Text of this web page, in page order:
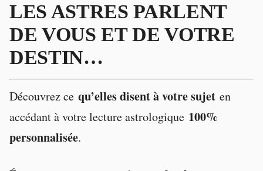
LES ASTRES PARLENT
DE VOUS ET DE VOTRE
DESTIN…
Découvrez ce qu’elles disent à votre sujet en
accédant à votre lecture astrologique 100%
personnalisée.